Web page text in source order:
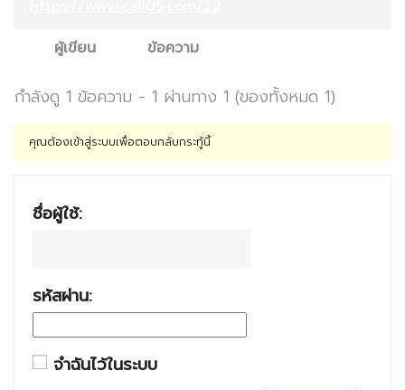
ผู้เขียน
ข้อความ
กำลังดู 1 ข้อความ - 1 ผ่านทาง 1 (ของทั้งหมด 1)
คุณต้องเข้าสู่ระบบเพื่อตอบกลับกระทู้นี้
ชื่อผู้ใช้:
รหัสผ่าน:
จำฉันไว้ในระบบ